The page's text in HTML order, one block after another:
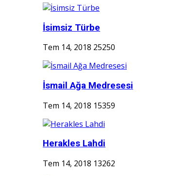
İsimsiz Türbe
Tem 14, 2018 25250
İsmail Ağa Medresesi
Tem 14, 2018 15359
Herakles Lahdi
Tem 14, 2018 13262